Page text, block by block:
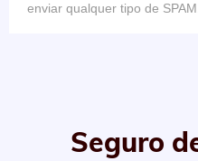
enviar qualquer tipo de
Seguro